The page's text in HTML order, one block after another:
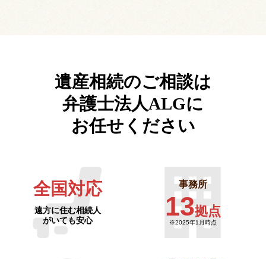
遺産相続のご相談は
弁護士法人ALGに
お任せください
全国対応
遠方に住む相続人
がいても安心
事務所
13拠点
※2025年1月時点